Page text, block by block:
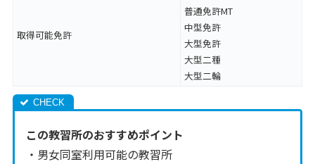
取得可能免許
普通免許MT
中型免許
大型免許
大型二種
大型二輪
この教習所のおすすめポイント
・男女同室利用可能の教習所